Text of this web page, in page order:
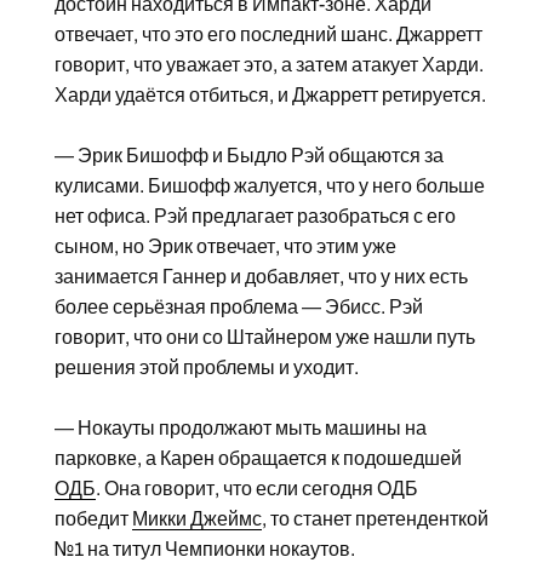
отвечает, что это его последний шанс. Джарретт
говорит, что уважает это, а затем атакует Харди.
Харди удаётся отбиться, и Джарретт ретируется.
— Эрик Бишофф и Быдло Рэй общаются за
кулисами. Бишофф жалуется, что у него больше
нет офиса. Рэй предлагает разобраться с его
сыном, но Эрик отвечает, что этим уже
занимается Ганнер и добавляет, что у них есть
более серьёзная проблема — Эбисс. Рэй
говорит, что они со Штайнером уже нашли путь
решения этой проблемы и уходит.
— Нокауты продолжают мыть машины на
парковке, а Карен обращается к подошедшей
ОДБ. Она говорит, что если сегодня ОДБ
победит Микки Джеймс, то станет претенденткой
№1 на титул Чемпионки нокаутов.